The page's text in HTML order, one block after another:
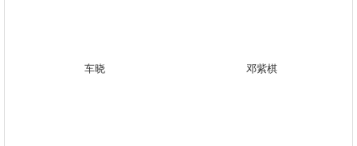
车晓 邓紫棋